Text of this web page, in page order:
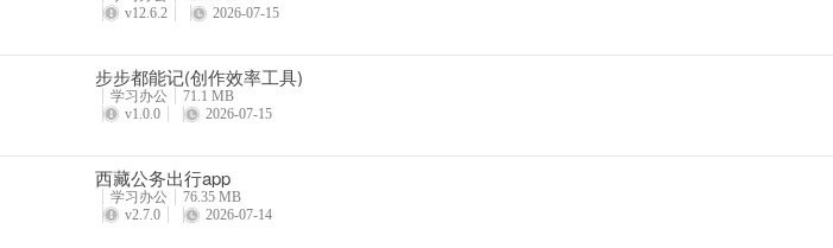
v12.6.2
2026-07-15
步步都能记(创作效率工具)
学习办公
71.1 MB
v1.0.0
2026-07-15
西藏公务出行app
学习办公
76.35 MB
v2.7.0
2026-07-14